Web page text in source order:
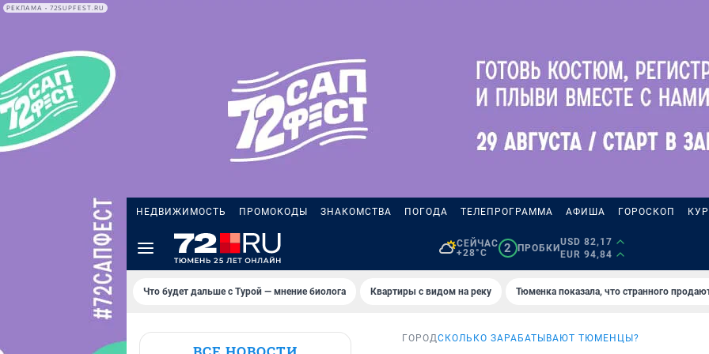
РЕКЛАМА • 72SUPFEST.RU
НЕДВИЖИМОСТЬ ПРОМОКОДЫ ЗНАКОМСТВА ПОГОДА ТЕЛЕПРОГРАММА АФИША ГОРОСКОП
СЕЙЧАС
+28°C
2 ПРОБКИ
USD 82,17
EUR 94,84
Что будет дальше с Турой — мнение биолога Квартиры с видом на реку Тюменка показала, что странного
ГОРОДСКОЛЬКО ЗАРАБАТЫВАЮТ ТЮМЕНЦЫ?